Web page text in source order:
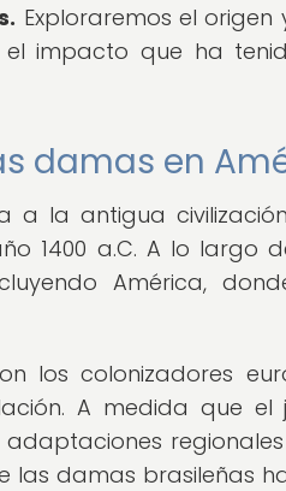
Exploraremos el
impacto que ha
damas en
a la antigua
1400 a.C. A lo largo
América,
los colonizadores
A medida que
las damas brasileñas